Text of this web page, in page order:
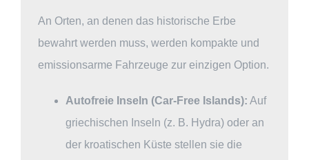
An Orten, an denen das historische Erbe
bewahrt werden muss, werden kompakte und
emissionsarme Fahrzeuge zur einzigen Option.
Autofreie Inseln (Car-Free Islands): Auf
griechischen Inseln (z. B. Hydra) oder an
der kroatischen Küste stellen sie die